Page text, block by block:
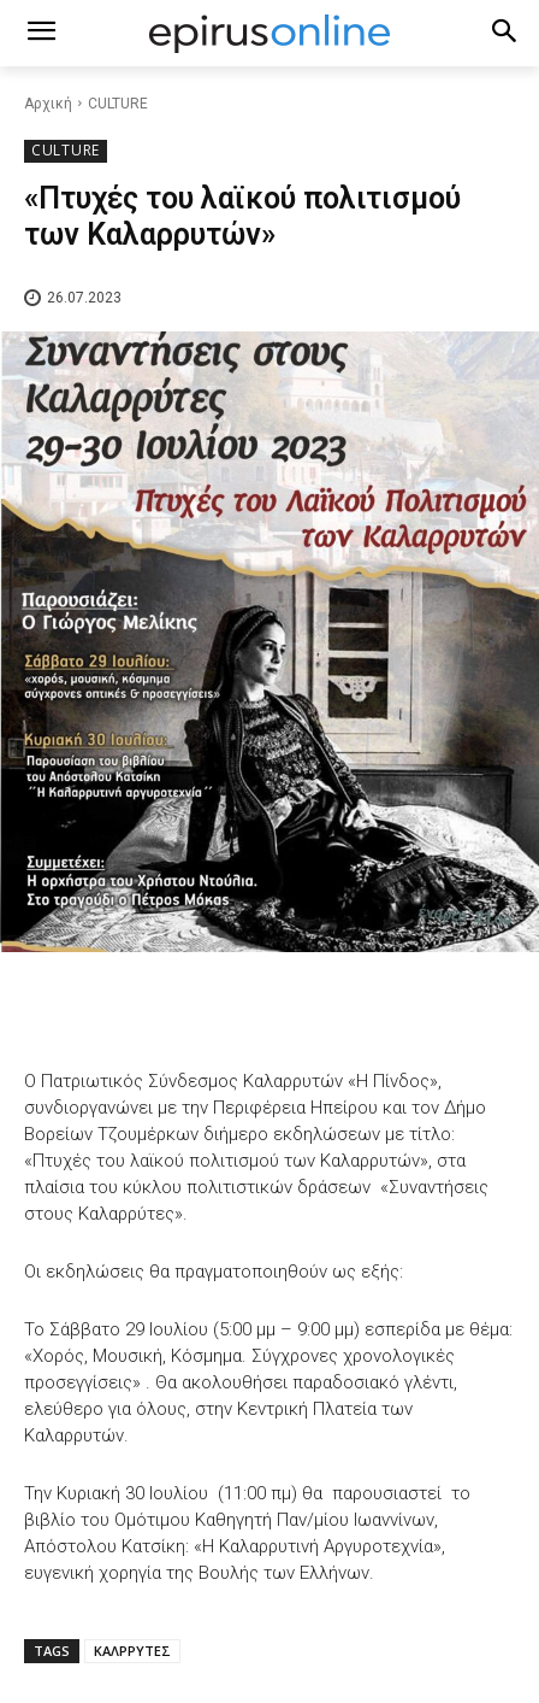
Αρχική CULTURE
CULTURE
«Πτυχές του λαϊκού πολιτισμού
των Καλαρρυτών»
26.07.2023
Ο Πατριωτικός Σύνδεσμος Καλαρρυτών «Η Πίνδος»,
συνδιοργανώνει με την Περιφέρεια Ηπείρου και τον Δήμο
Βορείων Τζουμέρκων διήμερο εκδηλώσεων με τίτλο:
«Πτυχές του λαϊκού πολιτισμού των Καλαρρυτών», στα
πλαίσια του κύκλου πολιτιστικών δράσεων «Συναντήσεις
στους Καλαρρύτες».
Οι εκδηλώσεις θα πραγματοποιηθούν ως εξής:
Το Σάββατο 29 Ιουλίου (5:00 μμ – 9:00 μμ) εσπερίδα με θέμα:
«Χορός, Μουσική, Κόσμημα. Σύγχρονες χρονολογικές
προσεγγίσεις» . Θα ακολουθήσει παραδοσιακό γλέντι,
ελεύθερο για όλους, στην Κεντρική Πλατεία των
Καλαρρυτών.
Την Κυριακή 30 Ιουλίου (11:00 πμ) θα παρουσιαστεί το
βιβλίο του Ομότιμου Καθηγητή Παν/μίου Ιωαννίνων,
Απόστολου Κατσίκη: «Η Καλαρρυτινή Αργυροτεχνία»,
ευγενική χορηγία της Βουλής των Ελλήνων.
TAGS ΚΑΛΡΡΥΤΕΣ